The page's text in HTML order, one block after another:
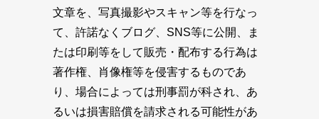
文章を、写真撮影やスキャン等を行なっ
て、許諾なくブログ、SNS等に公開、ま
たは印刷等をして販売・配布する行為は
著作権、肖像権等を侵害するものであ
り、場合によっては刑事罰が科され、あ
るいは損害賠償を請求される可能性があ